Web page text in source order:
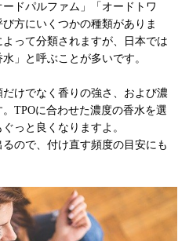
ドパルファム」「オードトワ
方にいくつかの種類がありま
って分類されますが、日本では
」と呼ぶことが多いです。
けでなく香りの強さ、および濃
TPOに合わせた濃度の香水を選
っと良くなりますよ。
ので、付け直す頻度の目安にも